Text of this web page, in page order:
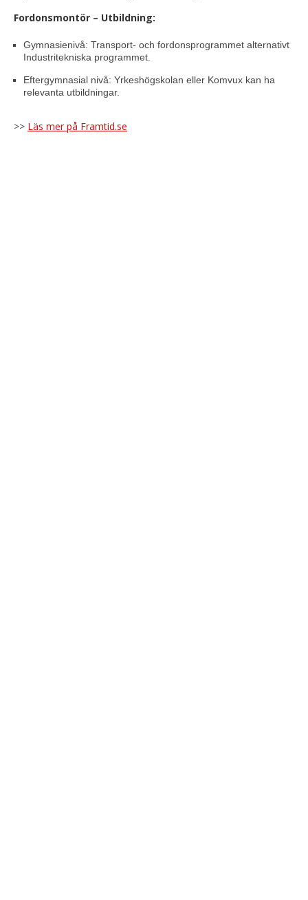
Fordonsmontör – Utbildning:
Gymnasienivå: Transport- och fordonsprogrammet alternativt
Industritekniska programmet.
Eftergymnasial nivå: Yrkeshögskolan eller Komvux kan ha
relevanta utbildningar.
>> Läs mer på Framtid.se